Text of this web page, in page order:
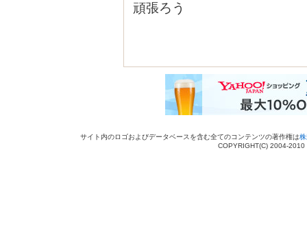
頑張ろう
サイト内のロゴおよびデータベースを含む全てのコンテンツの著作権は
COPYRIGHT(C) 2004-